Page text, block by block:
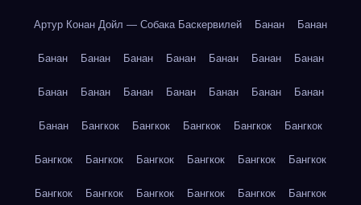
Артур Конан Дойл — Собака Баскервилей Банан Банан
Банан Банан Банан Банан Банан Банан Банан
Банан Банан Банан Банан Банан Банан Банан
Банан Бангкок Бангкок Бангкок Бангкок Бангкок
Бангкок Бангкок Бангкок Бангкок Бангкок Бангкок
Бангкок Бангкок Бангкок Бангкок Бангкок Бангкок